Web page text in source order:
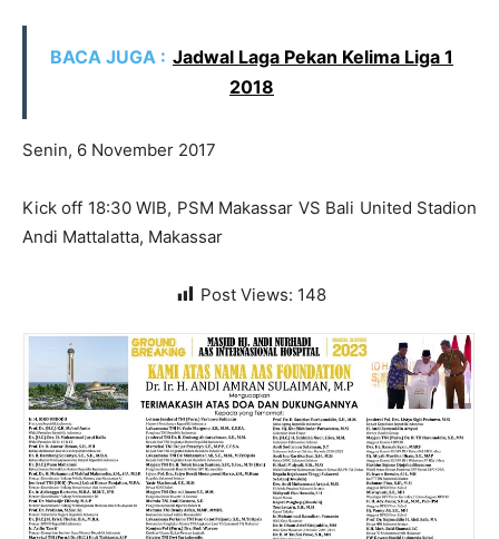
BACA JUGA : Jadwal Laga Pekan Kelima Liga 1
2018
Senin, 6 November 2017
Kick off 18:30 WIB, PSM Makassar VS Bali United Stadion
Andi Mattalatta, Makassar
Post Views: 148